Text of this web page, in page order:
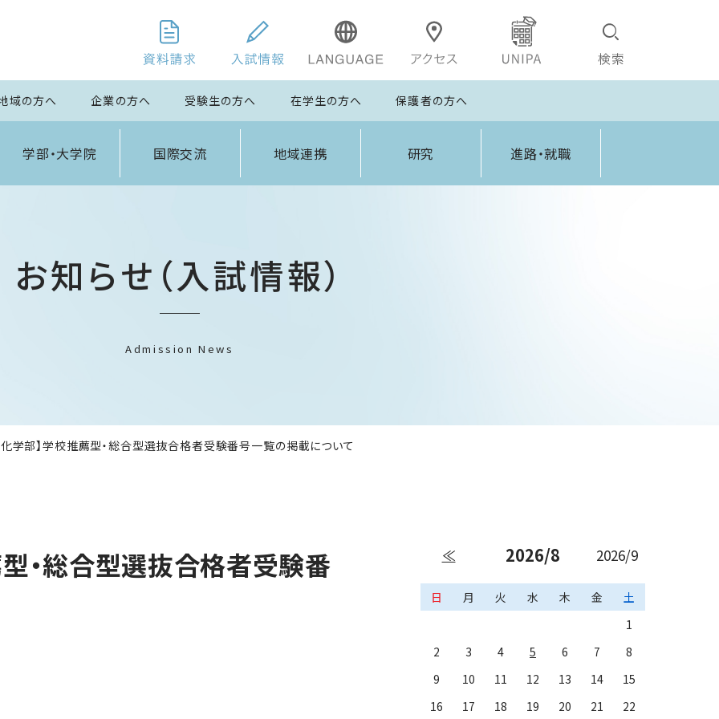
域の方へ 企業の方へ 受験生の方へ 在学生の方へ 保護者の方へ
学部・大学院 国際交流 地域連携 研究 進路・就職
お知らせ（入試情報）
Admission News
学部】学校推薦型・総合型選抜合格者受験番号一覧の掲載について
・総合型選抜合格者受験番 ≪ 2026/8 2026/9
日 月 火 水 木 金
土
1
2
3 4 5 6 7
8
9
10 11 12 13 14
15
16
17 18 19 20 21
22